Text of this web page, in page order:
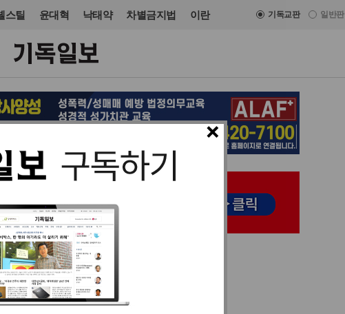
스틸 윤대혁 낙태약 차별금지법 이란 기독교판 일반판
×
NGO 입력 2022. 08. 18 17:37